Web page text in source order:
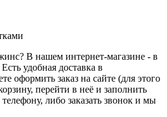
В нашем интернет-магазине - в
удобная доставка в
оформить заказ на сайте (для этого
перейти в неё и заполнить
либо заказать звонок и мы